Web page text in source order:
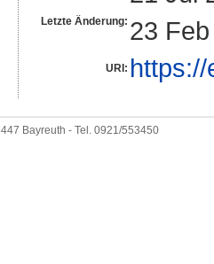
Letzte Änderung: 23
URI:
Bayreuth - Tel. 0921/553450